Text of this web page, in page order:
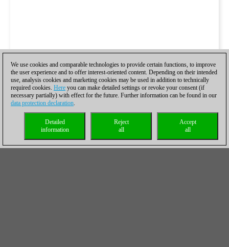
We use cookies and comparable technologies to provide certain functions, to improve
the user experience and to offer interest-oriented content. Depending on their intended
use, analysis cookies and marketing cookies may be used in addition to technically
required cookies. Here you can make detailed settings or revoke your consent (if
necessary partially) with effect for the future. Further information can be found in our
data protection declaration.
Accept
all
Reject
all
Detailed
information